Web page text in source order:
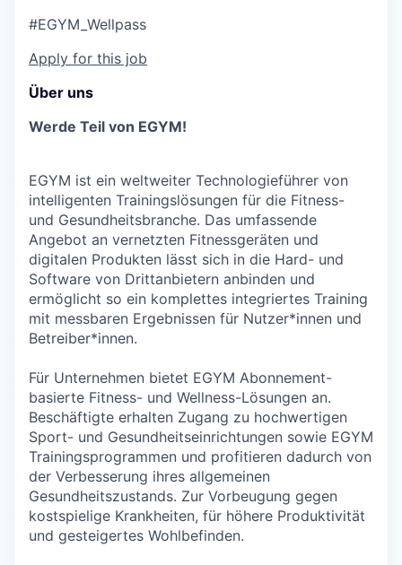
#EGYM_Wellpass
Apply for this job
Über uns
Werde Teil von EGYM!
EGYM ist ein weltweiter Technologieführer von
intelligenten Trainingslösungen für die Fitness-
und Gesundheitsbranche. Das umfassende
Angebot an vernetzten Fitnessgeräten und
digitalen Produkten lässt sich in die Hard- und
Software von Drittanbietern anbinden und
ermöglicht so ein komplettes integriertes Training
mit messbaren Ergebnissen für Nutzer*innen und
Betreiber*innen.
Für Unternehmen bietet EGYM Abonnement-
basierte Fitness- und Wellness-Lösungen an.
Beschäftigte erhalten Zugang zu hochwertigen
Sport- und Gesundheitseinrichtungen sowie EGYM
Trainingsprogrammen und profitieren dadurch von
der Verbesserung ihres allgemeinen
Gesundheitszustands. Zur Vorbeugung gegen
kostspielige Krankheiten, für höhere Produktivität
und gesteigertes Wohlbefinden.